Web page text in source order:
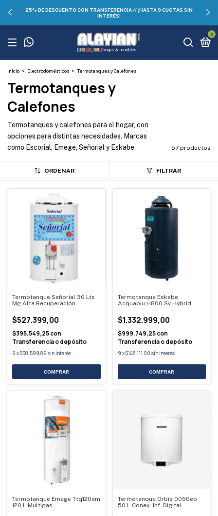
25% DE DESCUENTO CON TRANSFERENCIA // ¡HASTA 9 CUOTAS SIN
INTERÉS!
0
Inicio > Electrodomésticos > Termotanques y Calefones
Termotanques y
Calefones
Termotanques y calefones para el hogar, con
opciones para distintas necesidades. Marcas
como Escorial, Emege, Señorial y Eskabe.
57 productos
ORDENAR FILTRAR
Termotanque Señorial 30 Lts
Mg Alta Recuperación
$527.399,00
$395.549,25con
Transferencia o depósito
9 x$58.599,89 sin interés
Termotanque Eskabe
Acquapiu H800 Sv Hybrid
$1.332.999,00
$999.749,25con
Transferencia o depósito
9 x$148.111,00 sin interés
Termotanque Emege Ttq120em
120 L Multigas
Termotanque Orbis 0050eo
50 L Conex. Inf. Digital